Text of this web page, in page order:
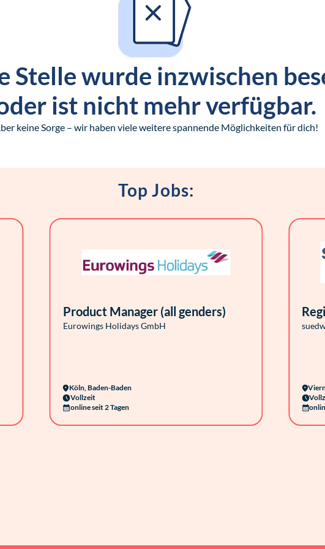
Stelle wurde inzwischen
ist nicht mehr verfügbar.
keine Sorge – wir haben viele weitere spannende Möglichkeiten für dich!
Top Jobs:
Product Manager (all genders)
Eurowings Holidays GmbH
Köln, Baden-Baden
Vollzeit
online seit 2 Tagen